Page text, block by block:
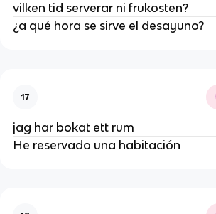
vilken tid serverar ni frukosten?
¿a qué hora se sirve el desayuno?
17
jag har bokat ett rum
He reservado una habitación